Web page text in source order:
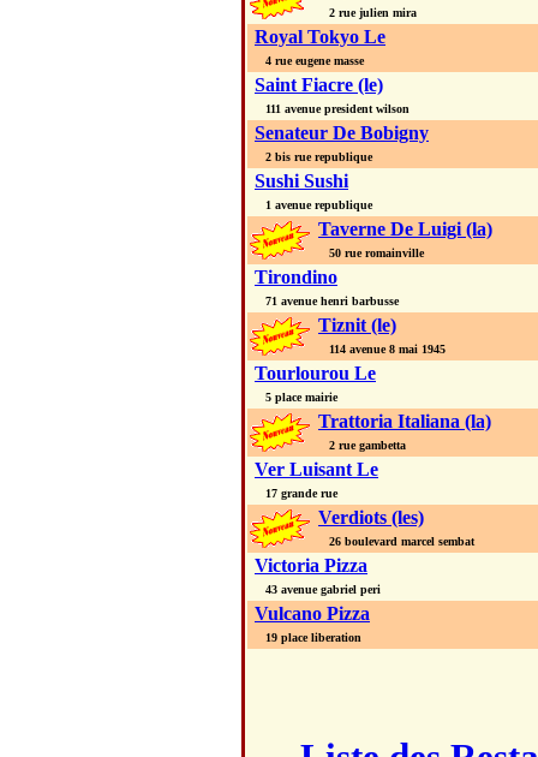
2 rue julien mira
Royal Tokyo Le
4 rue eugene masse
Saint Fiacre (le)
111 avenue president wilson
Senateur De Bobigny
2 bis rue republique
Sushi Sushi
1 avenue republique
Taverne De Luigi (la)
50 rue romainville
Tirondino
71 avenue henri barbusse
Tiznit (le)
114 avenue 8 mai 1945
Tourlourou Le
5 place mairie
Trattoria Italiana (la)
2 rue gambetta
Ver Luisant Le
17 grande rue
Verdiots (les)
26 boulevard marcel sembat
Victoria Pizza
43 avenue gabriel peri
Vulcano Pizza
19 place liberation